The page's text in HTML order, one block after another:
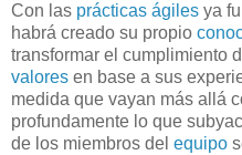
Con las prácticas ágiles ya
habrá creado su propio
transformar el cumplimiento
valores en base a sus
medida que vayan más allá
profundamente lo que
de los miembros del equipo